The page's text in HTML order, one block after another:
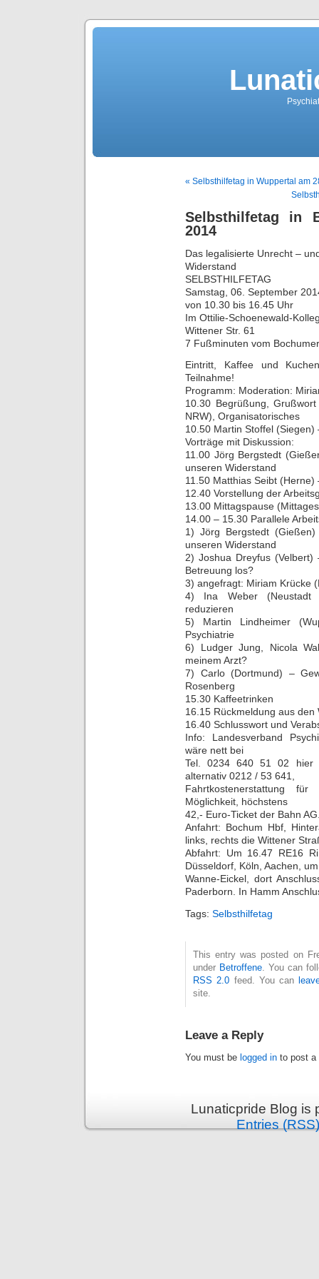
« Selbsthilfetag in Wuppertal am
Selbsthilfetag in
2014
Das legalisierte Unrecht –
Widerstand
SELBSTHILFETAG
Samstag, 06. September
von 10.30 bis 16.45 Uhr
Im Ottilie-Schoenewald-
Wittener Str. 61
7 Fußminuten vom
Eintritt, Kaffee und
Teilnahme!
Programm: Moderation:
10.30 Begrüßung,
NRW), Organisatorisches
10.50 Martin Stoffel (Siegen)
Vorträge mit Diskussion:
11.00 Jörg Bergstedt
unseren Widerstand
11.50 Matthias Seibt
12.40 Vorstellung der
13.00 Mittagspause
14.00 – 15.30 Parallele
1) Jörg Bergstedt
unseren Widerstand
2) Joshua Dreyfus
Betreuung los?
3) angefragt: Miriam Krücke
4) Ina Weber (Neustadt
reduzieren
5) Martin Lindheimer
Psychiatrie
6) Ludger Jung, Nicola
meinem Arzt?
7) Carlo (Dortmund) –
Rosenberg
15.30 Kaffeetrinken
16.15 Rückmeldung aus den
16.40 Schlusswort und
Info: Landesverband
wäre nett bei
Tel. 0234 640 51 02 hier
alternativ 0212 / 53 641,
Fahrtkostenerstattung
Möglichkeit, höchstens
42,- Euro-Ticket der Bahn
Anfahrt: Bochum Hbf,
links, rechts die Wittener
Abfahrt: Um 16.47 RE16
Düsseldorf, Köln, Aachen,
Wanne-Eickel, dort
Paderborn. In Hamm
Tags: Selbsthilfetag
This entry was posted on
under Betroffene. You can
RSS 2.0 feed. You can
site.
Leave a Reply
You must be logged in to post a
Lunaticpride Blog is
Entries (RSS)